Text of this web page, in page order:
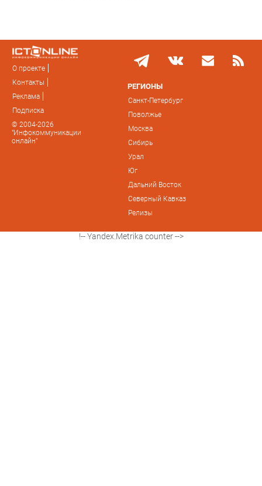
О проекте
Контакты
Реклама
Подписка
© 2004-2026
"Инфокоммуникации
онлайн"
РЕГИОНЫ
Санкт-Петербург
Поволжье
Москва
Сибирь
Урал
Юг
Дальний Восток
Северный Кавказ
Релизы
!-- Yandex.Metrika counter -->